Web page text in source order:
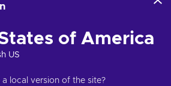
Acquista
essere usati per personalizzare
tutto”, acconsenti all'uso di queste
e dei suoi partner. Puoi
cliccando su “Personalizza”.
Sicurezza e privacy di Google
of America
US
local version of the site?